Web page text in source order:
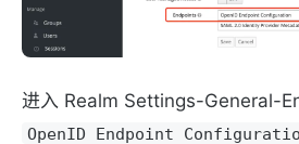
进入 Realm Settings-General-
OpenID Endpoint